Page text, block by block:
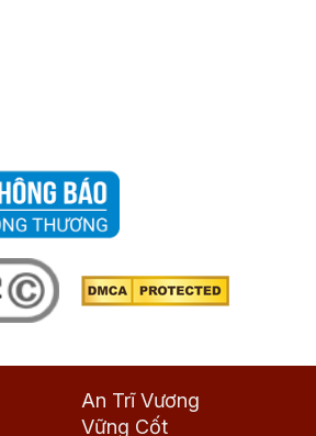
An Trĩ Vương
Vững Cốt